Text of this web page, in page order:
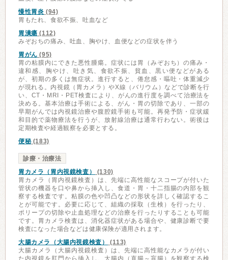
慢性胃炎 (94)
胃もたれ、食欲不振、吐血など
胃潰瘍 (112)
みぞおちの痛み、吐血、胸やけ、血便などの症状を伴う
胃がん (95)
胃の粘膜内にできた悪性腫瘍。症状には胃（みぞおち）の痛み・
違和感、胸やけ、吐き気、食欲不振、貧血、黒い便などがある
が、初期の多くは無症状。進行すると、倦怠感・嘔吐・体重減少
が現れる。内視鏡（胃カメラ）やX線（バリウム）などで診断を行
い、CT・MRI・PET検査により、がんの進行度を調べて治療法を
決める。基本治療は手術による、がん・胃の切除であり、一部の
早期がんでは内視鏡治療や腹腔鏡手術も可能。再発予防・症状緩
和目的で薬物療法を行うが、放射線治療は通常行わない。術後は
定期検査や経過観察を必要とする。
便秘(183)
診療・治療法
胃カメラ（胃内視鏡検査）
(130)
胃カメラ（胃内視鏡検査）は、先端に高性能なスコープが付いた
管状の機器を口や鼻から挿入し、食道・胃・十二指腸の内部を観
察する検査です。粘膜の色や凹凸などの形状を詳しく確認するこ
とが可能です。必要に応じて、組織の採取（生検）を行ったり、
ポリープの切除や止血処理などの治療を行ったりすることも可能
です。胃カメラ検査は、消化器症状がある場合や、健康診断で要
検査になった場合などは健康保険が適用されます。
大腸カメラ（大腸内視鏡検査）
(113)
大腸カメラ（大腸内視鏡検査）は、先端に高性能なカメラが付い
た内視鏡を肛門から挿入し、大腸内（直腸～盲腸）を観察する検